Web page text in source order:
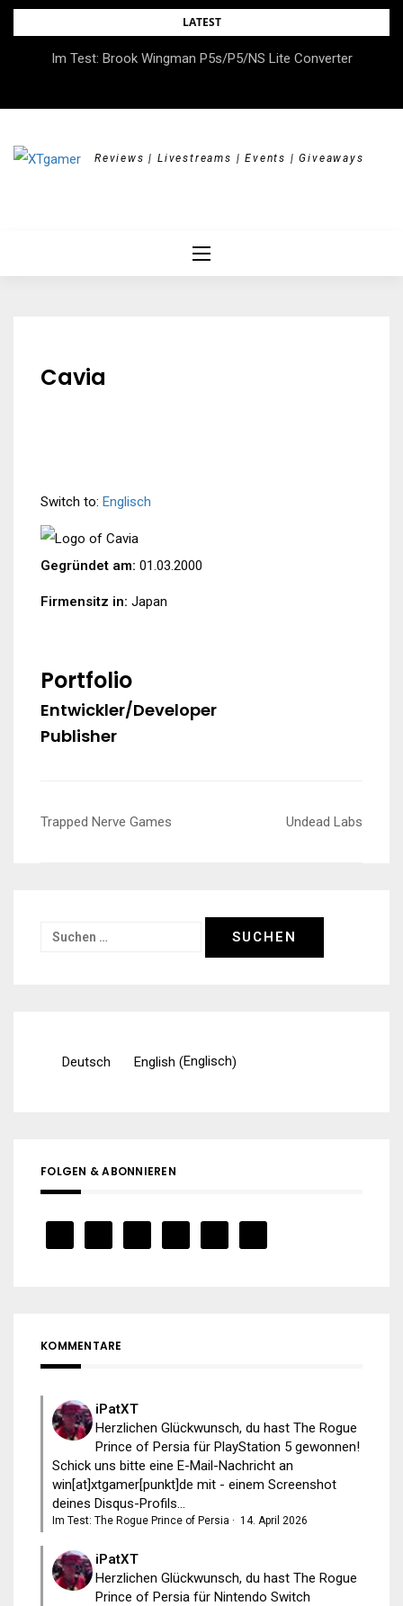
Skip
LATEST
Im Test: Brook Wingman P5s/P5/NS Lite Converter
DOK.fest München 2026 – Empowered, HerStory, Beyond
Reviews | Livestreams | Events | Giveaways
Cavia
Switch to: Englisch
Gegründet am: 01.03.2000
Firmensitz in: Japan
Portfolio
Entwickler/Developer
Publisher
Beitragsnavigation
Trapped Nerve Games Undead Labs
Suchen
Deutsch English (Englisch)
FOLGEN & ABONNIEREN
KOMMENTARE
iPatXT
Herzlichen Glückwunsch, du hast The Rogue
Prince of Persia für PlayStation 5 gewonnen!
Schick uns bitte eine E-Mail-Nachricht an
win[at]xtgamer[punkt]de mit - einem Screenshot
deines Disqus-Profils...
Im Test: The Rogue Prince of Persia · 14. April 2026
iPatXT
Herzlichen Glückwunsch, du hast The Rogue
Prince of Persia für Nintendo Switch